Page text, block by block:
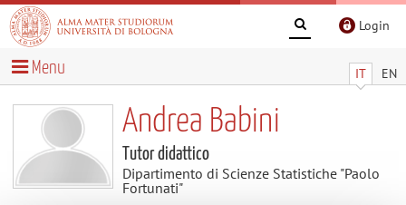
Login
IT EN
Menu
Andrea Babini
Tutor didattico
Dipartimento di Scienze Statistiche "Paolo
Fortunati"